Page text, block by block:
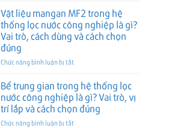
và
chọn
đúng
đọc,
lắp
và
chọn
làm
nước
công
là
Vai
trò,
vị
trí
lắp
xả
tự
động
trong
thống
nước
công
nghiệp
là
gì?
Vật liệu mangan MF2 trong hệ
thống lọc nước công nghiệp là gì?
Vai trò, cách dùng và cách chọn
đúng
Chức năng bình luận bị tắtở
liệu
mangan
MF2
trong
hệ
Bể trung gian trong hệ thống lọc
nước công nghiệp là gì? Vai trò, vị
trí lắp và cách chọn đúng
Chức năng bình luận bị tắtở